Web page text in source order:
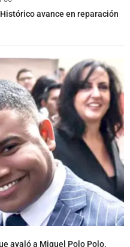
avance en reparación
avaló a Miguel Polo Polo,